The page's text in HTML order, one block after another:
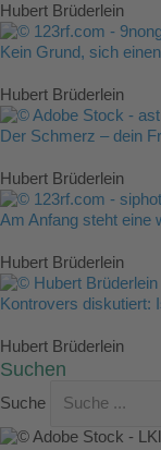
Hubert Brüderlein
Kein Grund, sich
Hubert Brüderlein
Der Schmerz – dein
Hubert Brüderlein
Am Anfang steht eine
Hubert Brüderlein
Kontrovers diskutiert:
Hubert Brüderlein
Suchen
Suche